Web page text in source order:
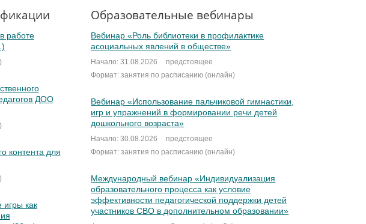
работе
ДОО
контента для
как
Образовательные вебинары
Вебинар «Роль библиотеки в профилактике
асоциальных явлений в обществе»
Начало: 31.08.2026
предстоящее
Формат: занятия по расписанию (онлайн)
Вебинар «Использование пальчиковой гимнастики,
игр и упражнений в формировании речи детей
дошкольного возраста»
Начало: 30.08.2026
предстоящее
Формат: занятия по расписанию (онлайн)
Международный вебинар «Индивидуализация
образовательного процесса как условие
эффективности педагогической поддержки детей
участников СВО в дополнительном образовании»